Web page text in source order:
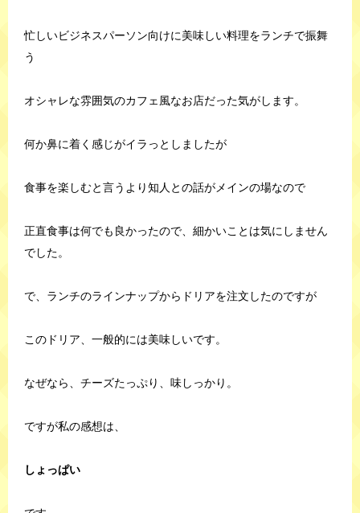
忙しいビジネスパーソン向けに美味しい料理をランチで振舞
う
オシャレな雰囲気のカフェ風なお店だった気がします。
何か鼻に着く感じがイラっとしましたが
食事を楽しむと言うより知人との話がメインの場なので
正直食事は何でも良かったので、細かいことは気にしません
でした。
で、ランチのラインナップからドリアを注文したのですが
このドリア、一般的には美味しいです。
なぜなら、チーズたっぷり、味しっかり。
ですが私の感想は、
しょっぱい